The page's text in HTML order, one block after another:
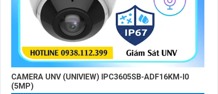
CAMERA UNV (UNIVIEW) IPC3605SB-ADF16KM-I0
(5MP)